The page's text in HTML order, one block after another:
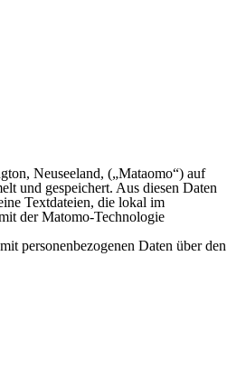
Neuseeland, („Mataomo“) auf
und gespeichert. Aus diesen Daten
Textdateien, die lokal im
der Matomo-Technologie
personenbezogenen Daten über den